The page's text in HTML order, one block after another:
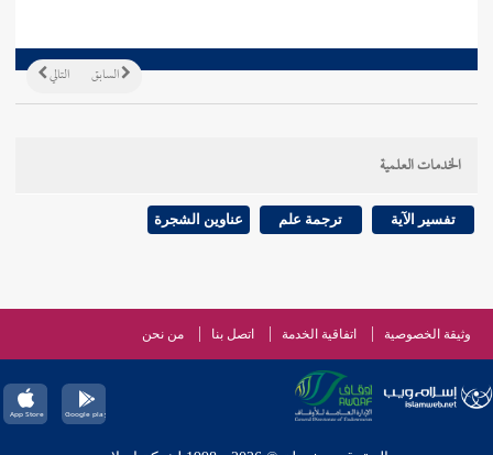
التالي السابق
الخدمات العلمية
تفسير الآية ترجمة علم عناوين الشجرة
وثيقة الخصوصية اتفاقية الخدمة اتصل بنا من نحن